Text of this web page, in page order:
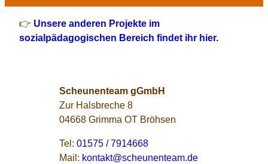
👉 Unsere anderen Projekte im
sozialpädagogischen Bereich findet ihr hier.
Scheunenteam gGmbH
Zur Halsbreche 8
04668 Grimma OT Bröhsen
Tel: 01575 / 7914668
Mail: kontakt@scheunenteam.de